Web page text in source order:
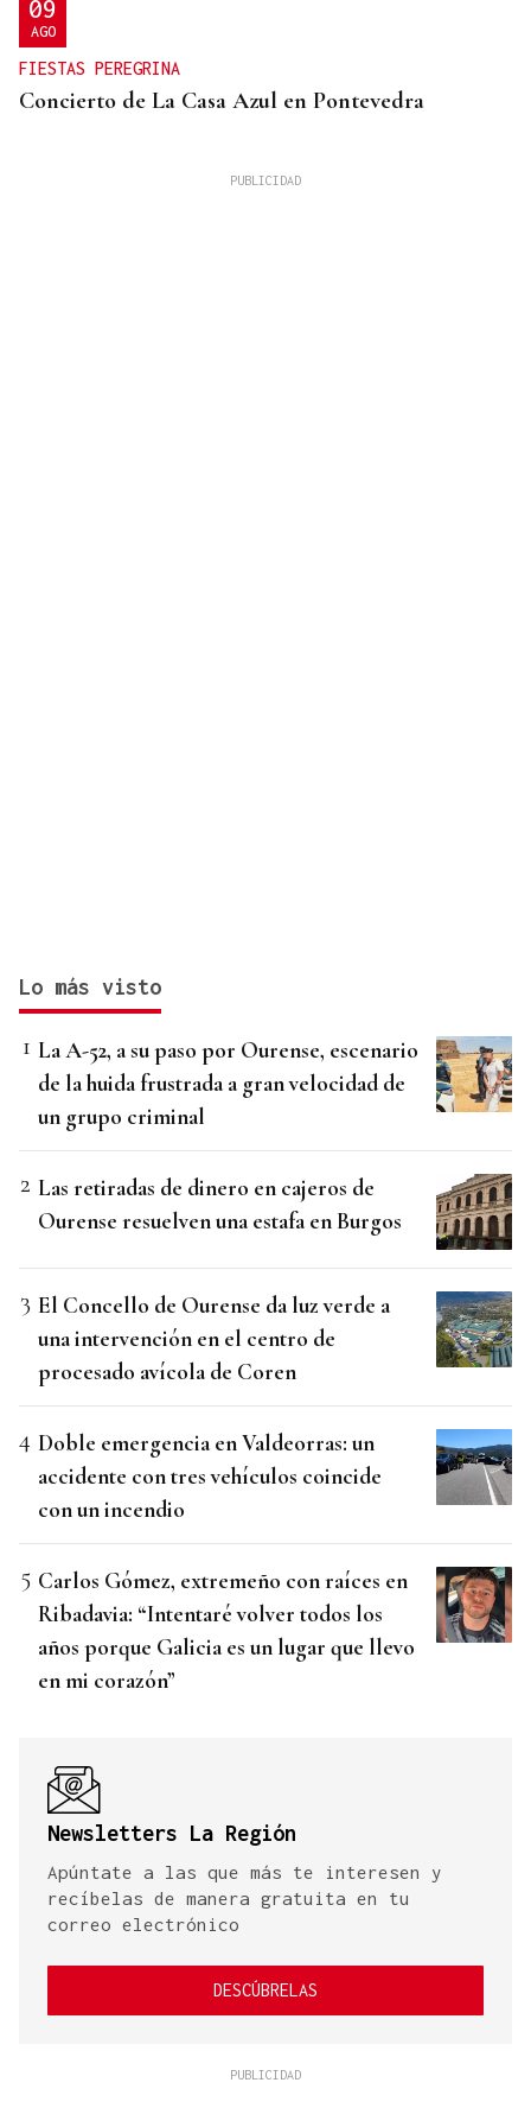
09
AGO
FIESTAS PEREGRINA
Concierto de La Casa Azul en Pontevedra
Lo más visto
La A-52, a su paso por Ourense, escenario
de la huida frustrada a gran velocidad de
un grupo criminal
Las retiradas de dinero en cajeros de
Ourense resuelven una estafa en Burgos
El Concello de Ourense da luz verde a
una intervención en el centro de
procesado avícola de Coren
Doble emergencia en Valdeorras: un
accidente con tres vehículos coincide
con un incendio
Carlos Gómez, extremeño con raíces en
Ribadavia: “Intentaré volver todos los
años porque Galicia es un lugar que llevo
en mi corazón”
Newsletters La Región
Apúntate a las que más te interesen y
recíbelas de manera gratuita en tu
correo electrónico
DESCÚBRELAS